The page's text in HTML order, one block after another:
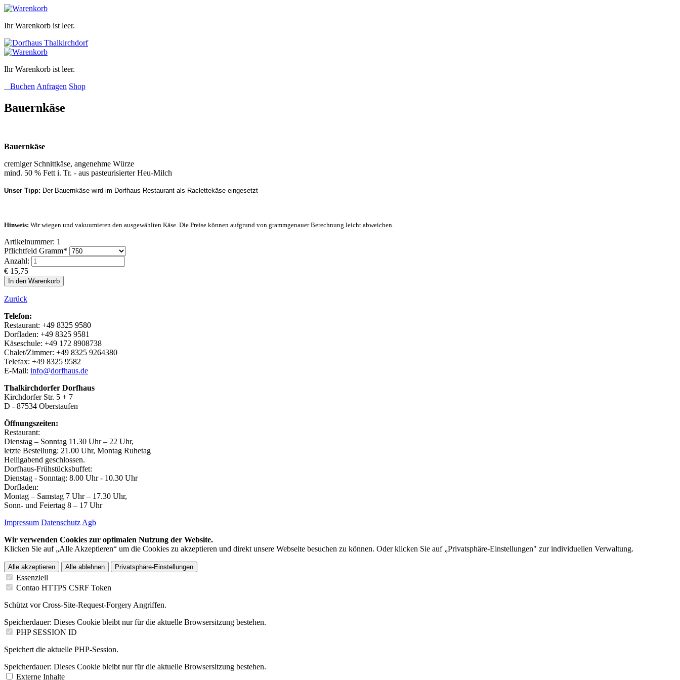
Ihr Warenkorb ist leer.
Ihr Warenkorb ist leer.
Buchen Anfragen Shop
Bauernkäse
Bauernkäse
cremiger Schnittkäse, angenehme Würze
mind. 50 % Fett i. Tr. - aus pasteurisierter Heu-Milch
Unser Tipp: Der Bauernkäse wird im Dorfhaus Restaurant als Raclettekäse eingesetzt
Hinweis: Wir wiegen und vakuumieren den ausgewählten Käse. Die Preise können aufgrund von grammgenauer Berechnung leicht abweichen.
Artikelnummer: 1
Pflichtfeld Gramm*
Anzahl:
€ 15,75
Zurück
Telefon:
Restaurant: +49 8325 9580
Dorfladen: +49 8325 9581
Käseschule: +49 172 8908738
Chalet/Zimmer: +49 8325 9264380
Telefax: +49 8325 9582
E-Mail: info@dorfhaus.de
Thalkirchdorfer Dorfhaus
Kirchdorfer Str. 5 + 7
D - 87534 Oberstaufen
Öffnungszeiten:
Restaurant:
Dienstag – Sonntag 11.30 Uhr – 22 Uhr,
letzte Bestellung: 21.00 Uhr, Montag Ruhetag
Heiligabend geschlossen.
Dorfhaus-Frühstücksbuffet:
Dienstag - Sonntag: 8.00 Uhr - 10.30 Uhr
Dorfladen:
Montag – Samstag 7 Uhr – 17.30 Uhr,
Sonn- und Feiertag 8 – 17 Uhr
Impressum Datenschutz Agb
Wir verwenden Cookies zur optimalen Nutzung der Website.
Klicken Sie auf „Alle Akzeptieren“ um die Cookies zu akzeptieren und direkt unsere Webseite besuchen zu können. Oder klicken Sie auf „Privatsphäre-Einstellungen" zur individuellen Verwaltung.
Alle akzeptieren Alle ablehnen Privatsphäre-Einstellungen
Essenziell
Contao HTTPS CSRF Token
Schützt vor Cross-Site-Request-Forgery Angriffen.
Speicherdauer: Dieses Cookie bleibt nur für die aktuelle Browsersitzung bestehen.
PHP SESSION ID
Speichert die aktuelle PHP-Session.
Speicherdauer: Dieses Cookie bleibt nur für die aktuelle Browsersitzung bestehen.
Externe Inhalte